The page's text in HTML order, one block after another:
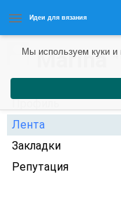
Идеи для вязания
Marina 4
Профиль
Лента
Закладки
Репутация
Мы используем куки и